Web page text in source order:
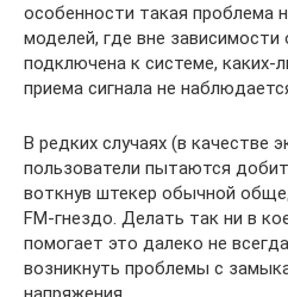
особенности такая проблема
моделей, где вне зависимости
подключена к системе, каких-
приема сигнала не
В редких случаях (в качестве
пользователи пытаются
воткнув штекер обычной
FM-гнездо. Делать так ни в
помогает это далеко не
возникнуть проблемы с